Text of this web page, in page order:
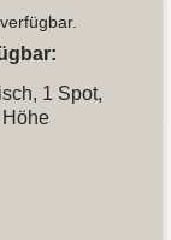
1 Spot,
Höhe